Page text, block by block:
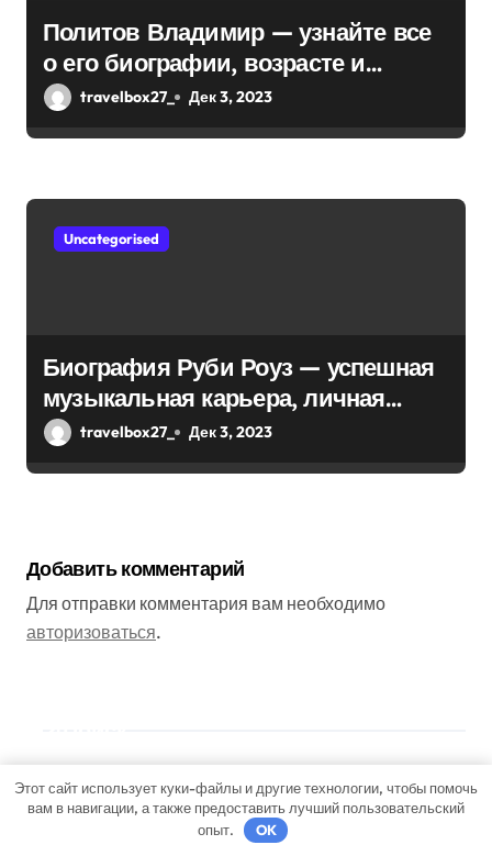
Политов Владимир — узнайте все
о его биографии, возрасте и
впечатляющих достижениях!
travelbox27_ Дек 3, 2023
Uncategorised
Биография Руби Роуз — успешная
музыкальная карьера, личная
жизнь и знаковые достижения
travelbox27_ Дек 3, 2023
Добавить комментарий
Для отправки комментария вам необходимо
авторизоваться.
Поиск
Этот сайт использует куки-файлы и другие технологии, чтобы помочь
вам в навигации, а также предоставить лучший пользовательский
опыт.
OK